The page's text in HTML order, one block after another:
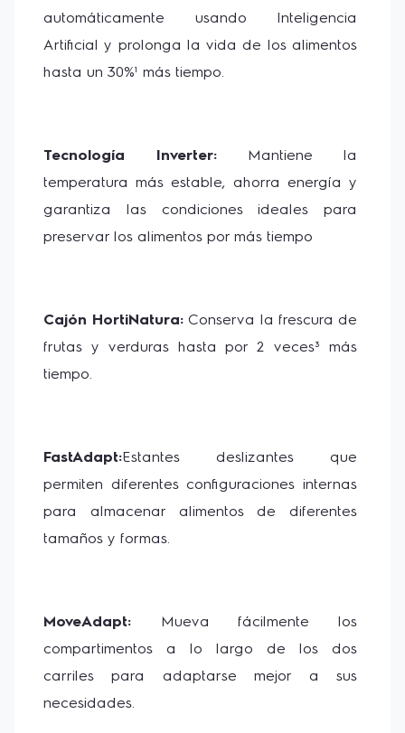
automáticamente usando Inteligencia
Artificial y prolonga la vida de los alimentos
hasta un 30%¹ más tiempo.
Tecnología Inverter: Mantiene la
temperatura más estable, ahorra energía y
garantiza las condiciones ideales para
preservar los alimentos por más tiempo
Cajón HortiNatura: Conserva la frescura de
frutas y verduras hasta por 2 veces³ más
tiempo.
FastAdapt:Estantes deslizantes que
permiten diferentes configuraciones internas
para almacenar alimentos de diferentes
tamaños y formas.
MoveAdapt: Mueva fácilmente los
compartimentos a lo largo de los dos
carriles para adaptarse mejor a sus
necesidades.